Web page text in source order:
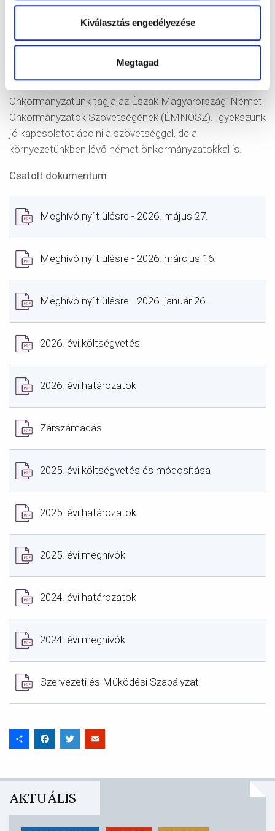
Kiválasztás engedélyezése
Megtagad
polkák, keringők, indulók állnak zömmel, de nagyon
ügyesen próbálkoznak rage-time-al is. Felléptek már
többször Pomázon, a fúvószenei találkozón,
Dunabogdányban a pünkösdi-fesztiválon, és
Önkormányzatunk tagja az Észak Magyarországi Német
Önkormányzatok Szövetségének (ÉMNÖSZ). Igyekszünk
jó kapcsolatot ápolni a szövetséggel, de a
környezetünkben lévő német önkormányzatokkal is.
Csatolt dokumentum
Meghívó nyílt ülésre - 2026. május 27.
Meghívó nyílt ülésre - 2026. március 16.
Meghívó nyílt ülésre - 2026. január 26.
2026. évi költségvetés
2026. évi határozatok
Zárszámadás
2025. évi költségvetés és módosítása
2025. évi határozatok
2025. évi meghívók
2024. évi határozatok
2024. évi meghívók
Szervezeti és Működési Szabályzat
Share Facebook
Twitter
AKTUÁLIS